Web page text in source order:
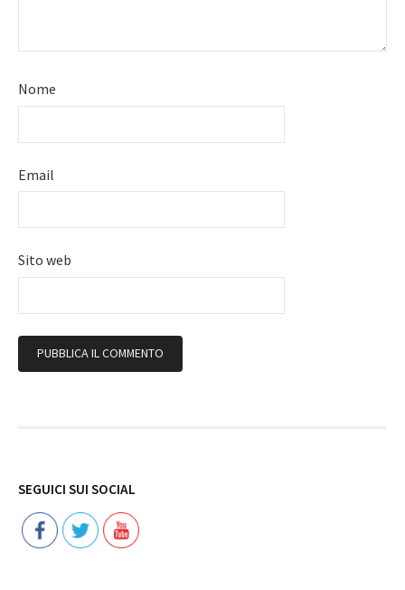
Nome
Email
Sito web
SEGUICI SUI SOCIAL